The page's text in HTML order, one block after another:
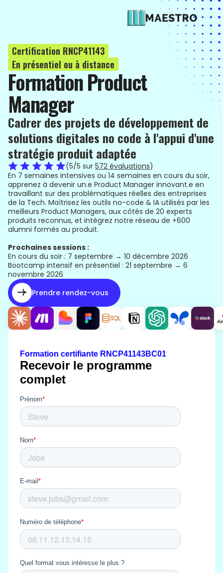
Certification RNCP41143
En présentiel ou à distance
Formation Product
Manager
Cadrer des projets de développement de
solutions digitales no code à l'appui d'une
stratégie produit adaptée
(5/5 sur 572 évaluations)
En 7 semaines intensives ou 14 semaines en cours du soir,
apprenez à devenir un.e Product Manager innovant.e en
travaillant sur des problématiques réelles des entreprises
de la Tech. Maîtrisez les outils no-code & IA utilisés par les
meilleurs Product Managers, aux côtés de 20 experts
produits reconnus, et intégrez notre réseau de +600
alumni formés au produit.
Prochaines sessions :
En cours du soir : 7 septembre → 10 décembre 2026
Bootcamp intensif en présentiel : 21 septembre → 6
novembre 2026
Prendre rendez-vous